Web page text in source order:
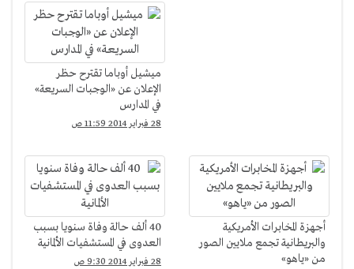
ميشيل أوباما تقترح حظر
الإعلان عن «الوجبات السريعة»
في المدارس
28 فبراير 2014 11:59 ص
أجهزة المخابرات الأمريكية
والبريطانية تجمع ملايين الصور
من «ياهو»
40 ألف حالة وفاة سنويا بسبب
العدوى في المستشفيات الألمانية
28 فبراير 2014 9:30 ص